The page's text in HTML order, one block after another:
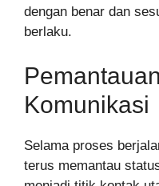
dengan benar dan
berlaku.
Komunikasi
Selama proses
terus memantau